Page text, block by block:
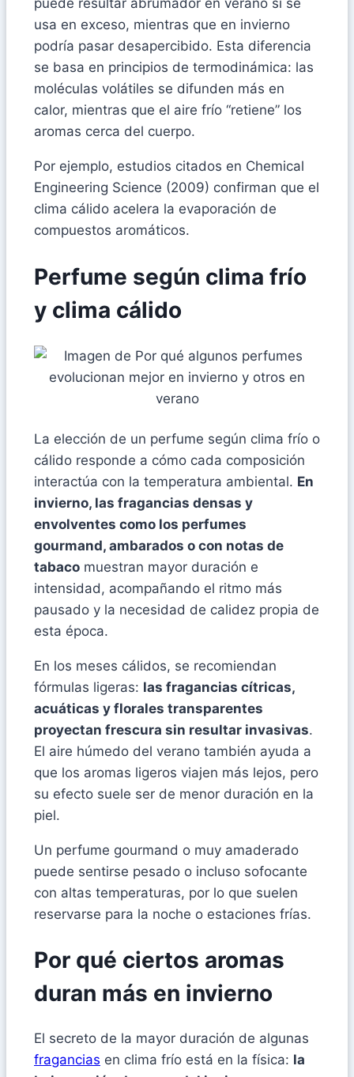
puede resultar abrumador en verano si se
usa en exceso, mientras que en invierno
podría pasar desapercibido. Esta diferencia
se basa en principios de termodinámica: las
moléculas volátiles se difunden más en
calor, mientras que el aire frío “retiene” los
aromas cerca del cuerpo.
Por ejemplo, estudios citados en Chemical
Engineering Science (2009) confirman que el
clima cálido acelera la evaporación de
compuestos aromáticos.
Perfume según clima frío
y clima cálido
La elección de un perfume según clima frío o
cálido responde a cómo cada composición
interactúa con la temperatura ambiental. En
invierno, las fragancias densas y
envolventes como los perfumes
gourmand, ambarados o con notas de
tabaco muestran mayor duración e
intensidad, acompañando el ritmo más
pausado y la necesidad de calidez propia de
esta época.
En los meses cálidos, se recomiendan
fórmulas ligeras: las fragancias cítricas,
acuáticas y florales transparentes
proyectan frescura sin resultar invasivas.
El aire húmedo del verano también ayuda a
que los aromas ligeros viajen más lejos, pero
su efecto suele ser de menor duración en la
piel.
Un perfume gourmand o muy amaderado
puede sentirse pesado o incluso sofocante
con altas temperaturas, por lo que suelen
reservarse para la noche o estaciones frías.
Por qué ciertos aromas
duran más en invierno
El secreto de la mayor duración de algunas
fragancias en clima frío está en la física: la